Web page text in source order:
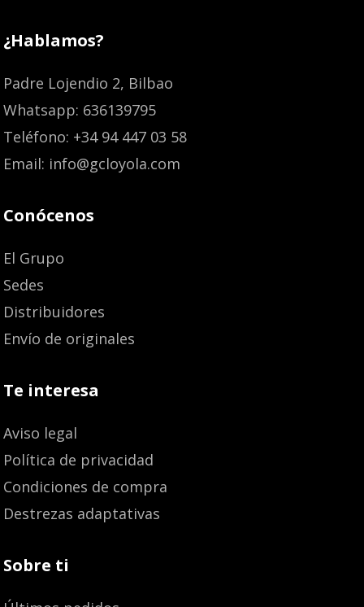
¿Hablamos?
Padre Lojendio 2, Bilbao
Whatsapp: 636139795
Teléfono: +34 94 447 03 58
Email: info@gcloyola.com
Conócenos
El Grupo
Sedes
Distribuidores
Envío de originales
Te interesa
Aviso legal
Política de privacidad
Condiciones de compra
Destrezas adaptativas
Sobre ti